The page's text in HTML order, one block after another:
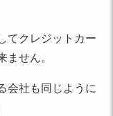
てクレジットカー
ません。
会社も同じように